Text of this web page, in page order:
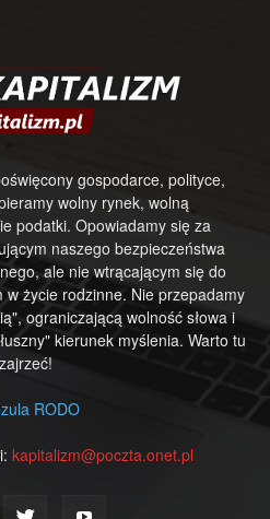
gospodarce, polityce,
wolny rynek, wolną
podatki. Opowiadamy się za
naszego bezpieczeństwa
ale nie wtrącającym się do
życie rodzinne. Nie przepadamy
ograniczającą wolność słowa i
kierunek myślenia. Warto tu
zajrzeć!
RODO
kapitalizm@poczta.onet.pl